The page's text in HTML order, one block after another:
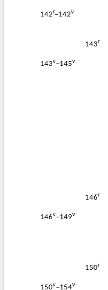
142r−142v
143r
143v−145v
146r
146v−149v
150r
150v−154v